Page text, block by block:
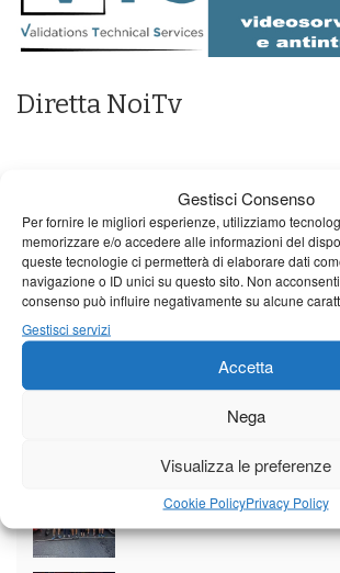
Gestisci Consenso
Per fornire le migliori esperienze, utilizziamo
memorizzare e/o accedere alle informazioni del
queste tecnologie ci permetterà di elaborare dati
navigazione o ID unici su questo sito. Non
consenso può influire negativamente su alcune
Gestisci servizi
Accetta
Nega
Visualizza le preferenze
Cookie PolicyPrivacy Policy
Diretta NoiTv
Fornaci – Barga